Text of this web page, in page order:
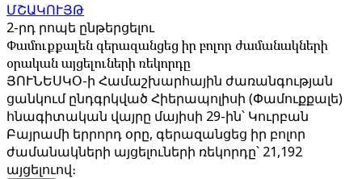
ՄՇԱԿՈՒՅԹ
2-րդ րոպե ընթերցելու
Փամուքքալեն գերազանցեց իր բոլոր ժամանակների
օրական այցելուների ռեկորդը
ՅՈՒՆԵՍԿՕ-ի Համաշխարհային ժառանգության
ցանկում ընդգրկված Հիերապոլիսի (Փամուքքալե)
հնագիտական ​​վայրը մայիսի 29-ին՝ Կուրբան
Բայրամի երրորդ օրը, գերազանցեց իր բոլոր
ժամանակների այցելուների ռեկորդը՝ 21,192
այցելուով։